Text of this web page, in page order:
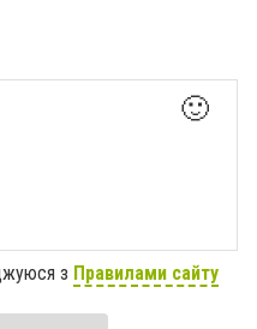
🙂
з Правилами сайту